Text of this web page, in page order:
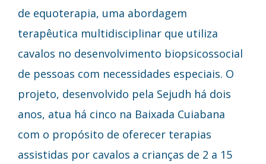
de equoterapia, uma abordagem
terapêutica multidisciplinar que utiliza
cavalos no desenvolvimento biopsicossocial
de pessoas com necessidades especiais. O
projeto, desenvolvido pela Sejudh há dois
anos, atua há cinco na Baixada Cuiabana
com o propósito de oferecer terapias
assistidas por cavalos a crianças de 2 a 15